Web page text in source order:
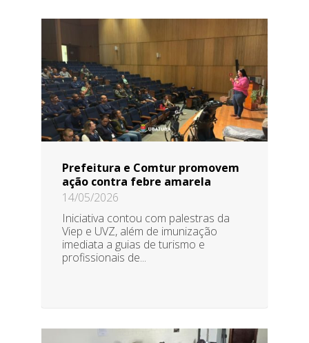
Prefeitura e Comtur promovem
ação contra febre amarela
14/05/2026
Iniciativa contou com palestras da
Viep e UVZ, além de imunização
imediata a guias de turismo e
profissionais de...